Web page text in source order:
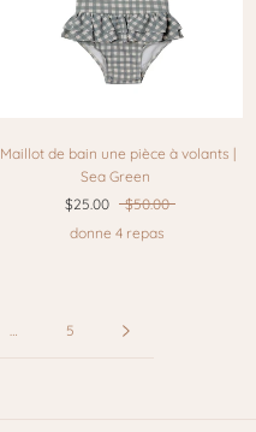
Maillot de bain une pièce à volants |
Sea Green
$25.00
$50.00
donne 4 repas
5